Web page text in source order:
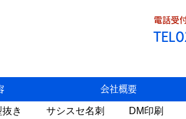
電話受
会社概要
抜き サシスセ名刺 DM印刷